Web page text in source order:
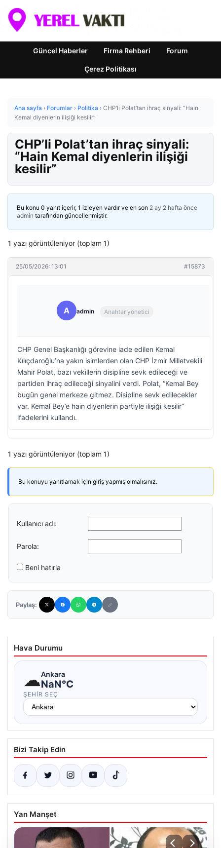
Güncel Haberler Firma Rehberi Forum
Çerez Politikası
Ana sayfa › Forumlar › Politika › CHP’li Polat’tan ihraç sinyali: “Hain
Kemal diyenlerin ilişiği kesilir”
CHP’li Polat’tan ihraç sinyali:
“Hain Kemal diyenlerin ilişiği
kesilir”
Bu konu 0 yanıt içerir, 1 izleyen vardır ve en son 2 ay 2 hafta önce
admin tarafından güncellenmiştir.
1 yazı görüntüleniyor (toplam 1)
25/05/2026: 13:01 #15873
A admin Anahtar yönetici
CHP Genel Başkanlığı görevine iade edilen Kemal
Kılıçdaroğlu’na yakın isimlerden olan CHP İzmir Milletvekili
Mahir Polat, bazı vekillerin disipline sevk edileceği ve
partiden ihraç edileceği sinyalini verdi. Polat, “Kemal Bey
bugün genel merkeze gitmez. Disipline sevk edilecekler
var. Kemal Bey’e hain diyenlerin partiyle ilişiği kesilir”
ifadelerini kullandı.
1 yazı görüntüleniyor (toplam 1)
Bu konuyu yanıtlamak için giriş yapmış olmalısınız.
Kullanıcı adı:
Parola:
Beni hatırla
Paylaş:
Hava Durumu
☁Ankara
NaN°C
ŞEHIR SEÇ
Bizi Takip Edin
Yan Manşet